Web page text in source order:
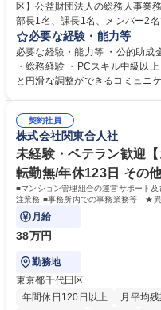
区】公益財団法人の総務人事業務／年間休日
部長1名、課長1名、メンバー2
当者として業務を覚えていただ
ジションとして活躍いただくことを期待し
プの業務内容】 ・人事制度関
怠管理 ・官公庁への各種提出
管理 ・福利厚生関連 ・職員から
業務全般 募集職種 【東京／文京区】公益財団法人の総務人事業務／年間
休日125日
必要な経験・能力等
必要な経験・能力等 ・公的助成
・総務経験 ・PCスキル中級以
と円滑な調整ができるコミュニケー
契約社員
株式会社関東合人社
未経験・ベテラン歓迎
転勤無/年休123日 その
■マンション管理組合の運営サポート
注業務 ■事務所内での事務業務等 ★異
月給
38万円
勤務地
東京都千代田区
年間休日120日以上
月平均